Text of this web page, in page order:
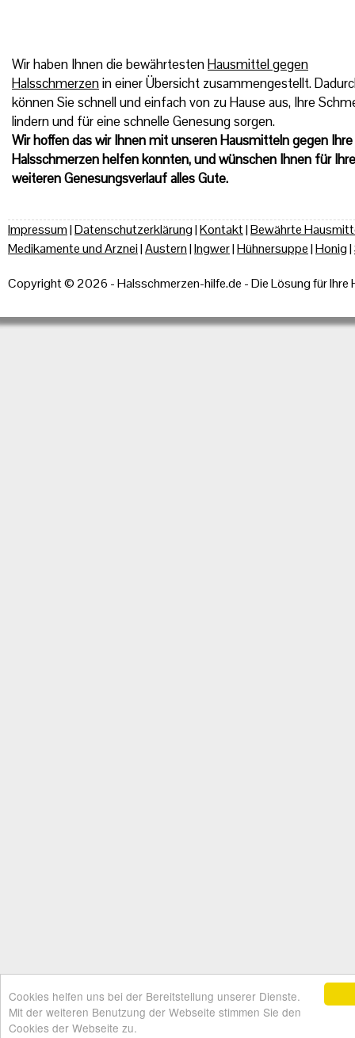
Cookies helfen uns bei der Bereitstellung unserer Dienste.
Mit der weiteren Benutzung der Webseite stimmen Sie den
Cookies der Webseite zu.
Wir haben Ihnen die bewährtestenHausmittel gegen
Halsschmerzenin einer Übersicht zusammengestellt.
können Sie schnell und einfach von zu Hause aus, Ihre
lindern und für eine schnelle Genesung sorgen.
Wir hoffen das wir Ihnen mit unseren Hausmitteln gegen Ihre
Halsschmerzenhelfen konnten, und wünschen Ihnen für
weiteren Genesungsverlauf alles Gute.
Impressum|Datenschutzerklärung|Kontakt|Bewährte
Medikamente und Arznei|Austern|Ingwer|Hühnersuppe|Honig|
Copyright © 2026 - Halsschmerzen-hilfe.de - Die Lösung für Ihre